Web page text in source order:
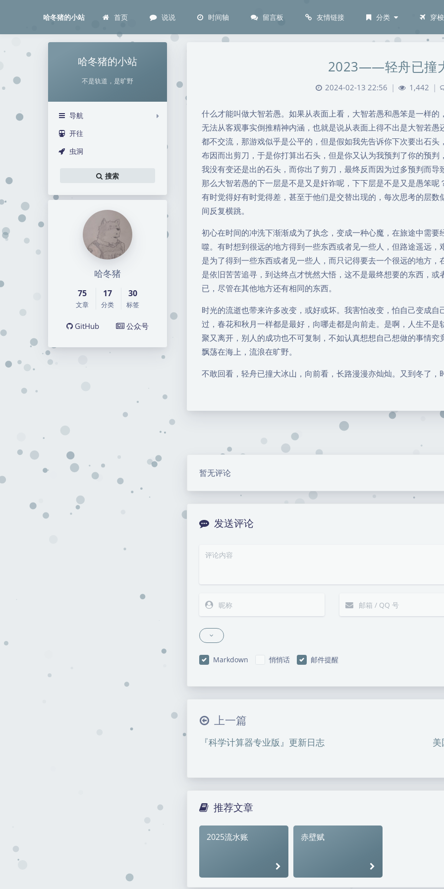
哈冬猪的小站 首页 说说 时间轴 留言板 友情链接 分类 穿
哈冬猪的小站
不是轨道，是旷野
导航
开往
虫洞
搜索
哈冬猪
75
文章
17
分类
30
标签
GitHub 公众号
2023——轻舟已撞
2024-02-13 22:56 | 1,442 |
什么才能叫做大智若愚。如果从表面上看，大智若愚和愚笨是一样
无法从客观事实倒推精神内涵，也就是说从表面上得不出是大智若
都不交流，那游戏似乎是公平的，但是假如我先告诉你下次要出石
布因而出剪刀，于是你打算出石头，但是你又认为我预判了你的预
我没有变还是出的石头，而你出了剪刀，最终反而因为过多预判而
那么大智若愚的下一层是不是又是奸诈呢，下下层是不是又是愚笨
有时觉得好有时觉得差，甚至于他们是交替出现的，每次思考的层
间反复横跳。
初心在时间的冲洗下渐渐成为了执念，变成一种心魔，在旅途中需
噬。有时想到很远的地方得到一些东西或者见一些人，但路途遥远
是为了得到一些东西或者见一些人，而只记得要去一个很远的地方
是依旧苦苦追寻，到达终点才恍然大悟，这不是最终想要的东西，
已，尽管在其他地方还有相同的东西。
时光的流逝也带来许多改变，或好或坏。我害怕改变，怕自己变成
过，春花和秋月一样都是最好，向哪走都是向前走。是啊，人生不
聚又离开，别人的成功也不可复制，不如认真想想自己想做的事情
飘荡在海上，流浪在旷野。
不敢回看，轻舟已撞大冰山，向前看，长路漫漫亦灿灿。又到冬了，
暂无评论
发送评论
Markdown 悄悄话 邮件提醒
|´・ω・)ノ
Σ(っ °Д °;)っ
上一篇
『科学计算器专业版』更新日志 美
推荐文章
2025流水账 赤壁赋